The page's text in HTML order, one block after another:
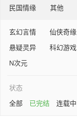
民国情缘
其他
玄幻言情
仙侠奇缘
悬疑灵异
科幻游戏
N次元
状态
全部
已完结 连载中